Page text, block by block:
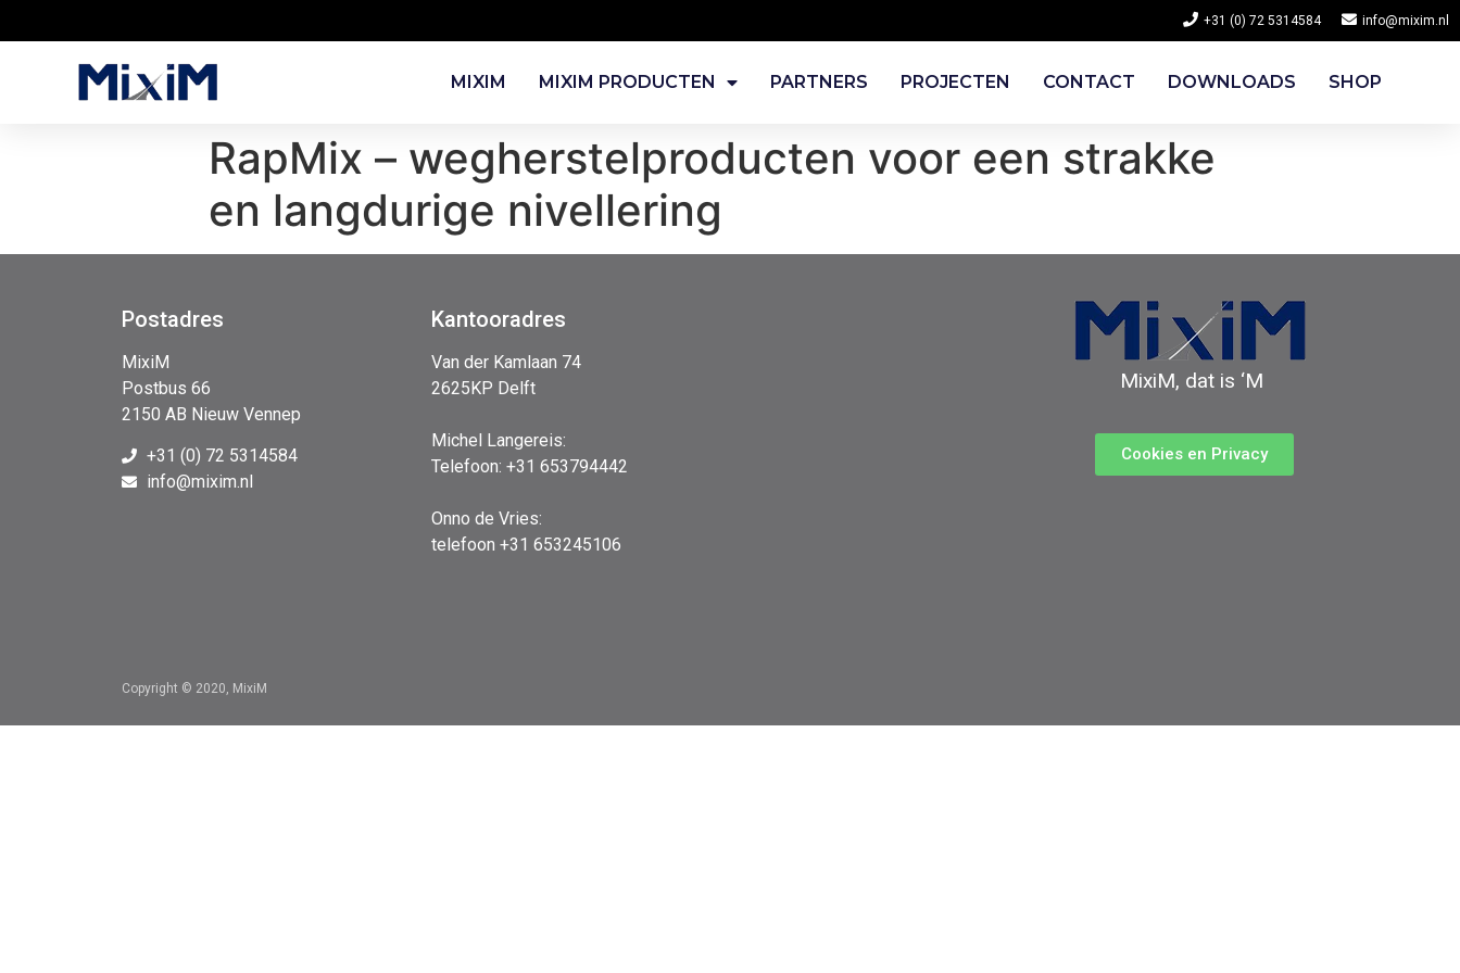
+31 (0) 72 5314584 info@mixim.nl
MIXIM MIXIM PRODUCTEN PARTNERS PROJECTEN CONTACT DOWNLOADS SHOP
RapMix – wegherstelproducten voor een strakke
en langdurige nivellering
Postadres
MixiM
Postbus 66
2150 AB Nieuw Vennep
+31 (0) 72 5314584
info@mixim.nl
Kantooradres
Van der Kamlaan 74
2625KP Delft
Michel Langereis:
Telefoon: +31 653794442
Onno de Vries:
telefoon +31 653245106
MixiM, dat is ‘M
Cookies en Privacy
Copyright © 2020, MixiM